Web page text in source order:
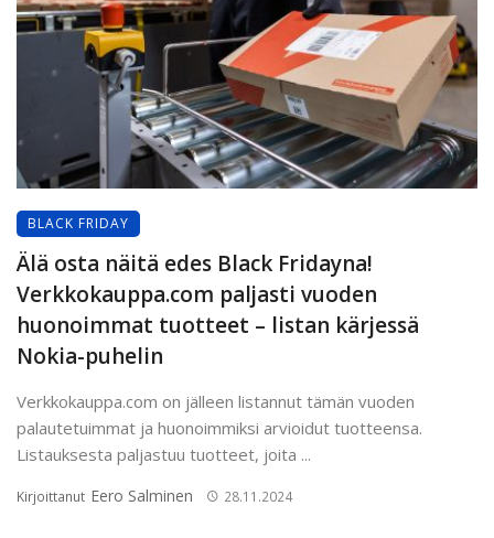
BLACK FRIDAY
Älä osta näitä edes Black Fridayna!
Verkkokauppa.com paljasti vuoden
huonoimmat tuotteet – listan kärjessä
Nokia-puhelin
Verkkokauppa.com on jälleen listannut tämän vuoden
palautetuimmat ja huonoimmiksi arvioidut tuotteensa.
Listauksesta paljastuu tuotteet, joita ...
Kirjoittanut Eero Salminen 28.11.2024